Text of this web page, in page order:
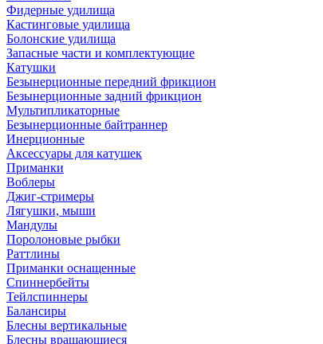
Фидерные удилища
Кастинговые удилища
Болонские удилища
Запасные части и комплектующие
Катушки
Безынерционные передний фрикцион
Безынерционные задний фрикцион
Мультипликаторные
Безынерционные байтраннер
Инерционные
Аксессуары для катушек
Приманки
Воблеры
Джиг-стримеры
Лягушки, мыши
Мандулы
Поролоновые рыбки
Раттлины
Приманки оснащенные
Спиннербейты
Тейлспиннеры
Балансиры
Блесны вертикальные
Блесны вращающиеся